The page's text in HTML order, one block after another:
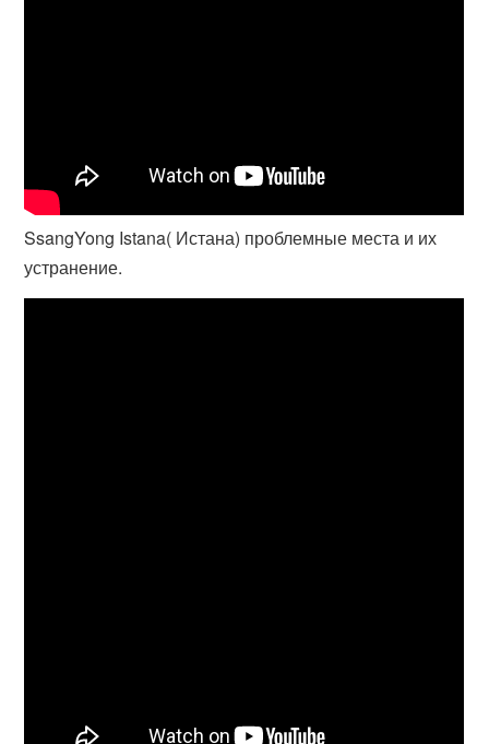
SsangYong Istana( Истана) проблемные места и их
устранение.